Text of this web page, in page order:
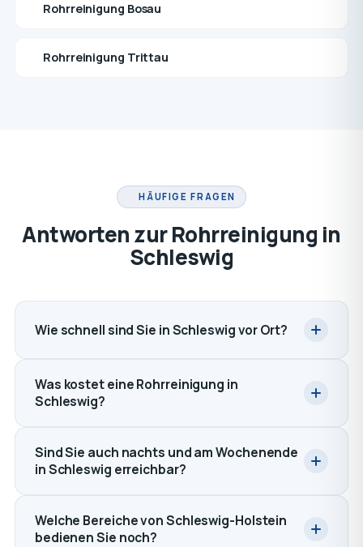
Rohrreinigung Bosau
Rohrreinigung Trittau
HÄUFIGE FRAGEN
Antworten zur Rohrreinigung in
Schleswig
Wie schnell sind Sie in Schleswig vor Ort?
Was kostet eine Rohrreinigung in
Schleswig?
Sind Sie auch nachts und am Wochenende
in Schleswig erreichbar?
Welche Bereiche von Schleswig-Holstein
bedienen Sie noch?